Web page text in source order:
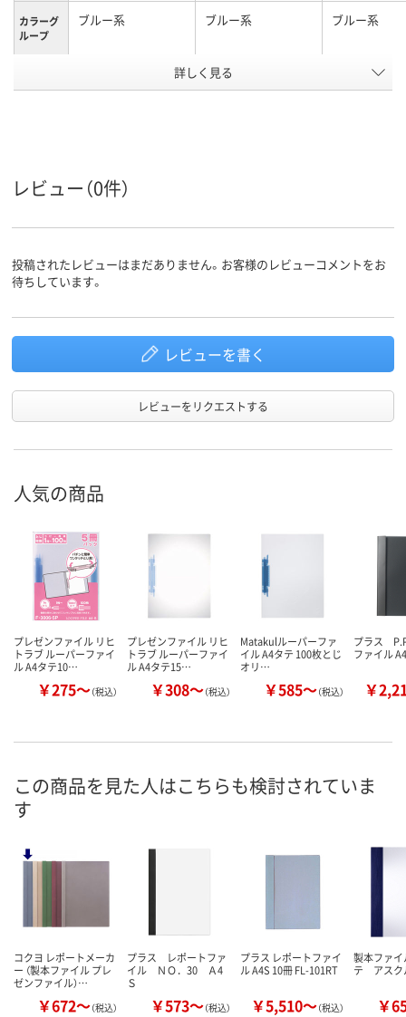
カラーグ
ループ
ブルー系 ブルー系 ブルー系
A4タテ
シート厚 0.3mm
商品環境
詳しく見る
レビュー（0件）
投稿されたレビューはまだありません。お客様のレビューコメントをお
待ちしています。
レビューを書く
レビューをリクエストする
人気の商品
プレゼンファイル リヒ
トラブ ルーパーファイ
ル A4タテ10…
￥275～（税込）
プレゼンファイル リヒ
トラブ ルーパーファイ
ル A4タテ15…
￥308～（税込）
Matakulルーパーファ
イル A4タテ 100枚とじ
オリ…
￥585～（税込）
プラス
ファイル A4
￥
この商品を見た人はこちらも検討されていま
す
コクヨ レポートメーカ
ー （製本ファイル プレ
ゼンファイル）…
￥672～（税込）
プラス レポートファ
イル ＮＯ．30 Ａ4
Ｓ
￥573～（税込）
プラス レポートファイ
ル A4S 10冊 FL-101RT
￥5,510～（税込）
製本ファ
テ アスク
￥